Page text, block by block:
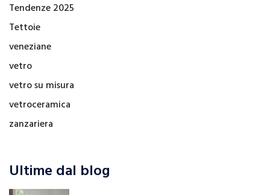
Tendenze 2025
Tettoie
veneziane
vetro
vetro su misura
vetroceramica
zanzariera
Ultime dal blog